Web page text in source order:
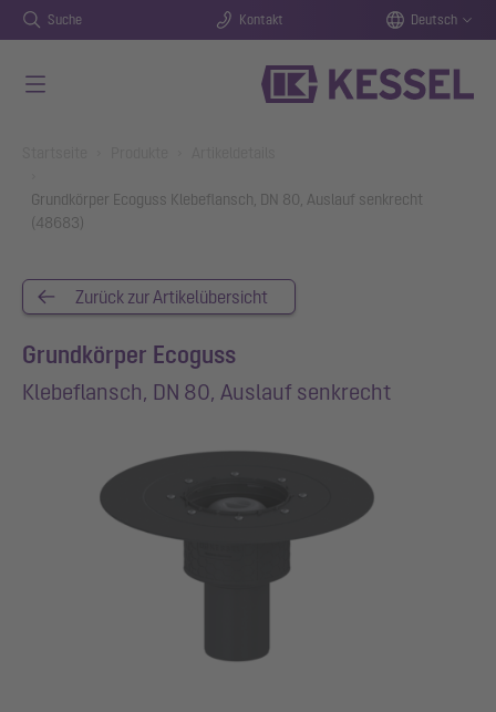
Suche Kontakt Deutsch
Grundkörper Ecoguss Klebeflansch, DN 80, Auslauf senkrecht
(48683)
Zurück zur Artikelübersicht
Grundkörper Ecoguss
Klebeflansch, DN 80, Auslauf senkrecht